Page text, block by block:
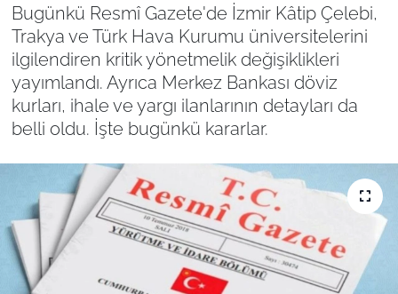
Bugünkü Resmî Gazete'de İzmir Kâtip Çelebi,
Trakya ve Türk Hava Kurumu üniversitelerini
ilgilendiren kritik yönetmelik değişiklikleri
yayımlandı. Ayrıca Merkez Bankası döviz
kurları, ihale ve yargı ilanlarının detayları da
belli oldu. İşte bugünkü kararlar.